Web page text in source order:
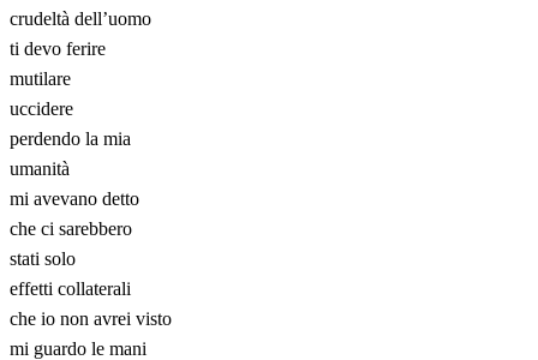
crudeltà dell’uomo
ti devo ferire
mutilare
uccidere
perdendo la mia
umanità
mi avevano detto
che ci sarebbero
stati solo
effetti collaterali
che io non avrei visto
mi guardo le mani